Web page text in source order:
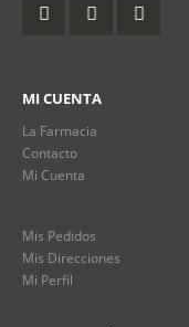
MI CUENTA
La Farmacia
Contacto
Mi Cuenta
Mis Pedidos
Mis Direcciones
Mi Perfil